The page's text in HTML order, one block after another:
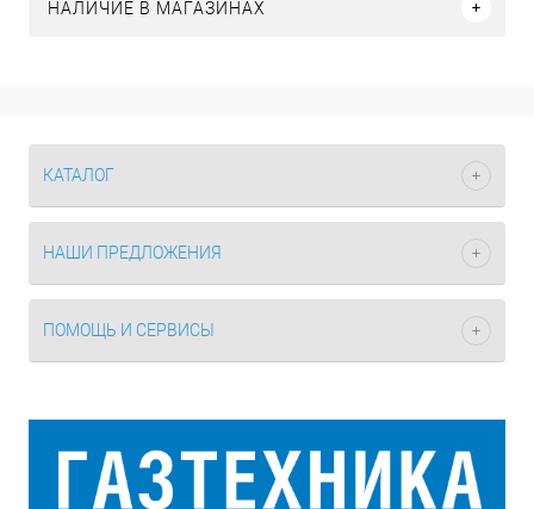
НАЛИЧИЕ В МАГАЗИНАХ
КАТАЛОГ
НАШИ ПРЕДЛОЖЕНИЯ
ПОМОЩЬ И СЕРВИСЫ